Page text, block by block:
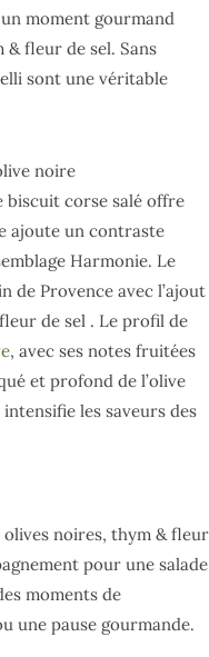
moment gourmand
fleur de sel. Sans
sont une véritable
noire
biscuit corse salé offre
ajoute un contraste
Harmonie. Le
de Provence avec l’ajout
de sel . Le profil de
, avec ses notes fruitées
et profond de l’olive
les saveurs des
noires, thym & fleur
pour une salade
moments de
une pause gourmande.